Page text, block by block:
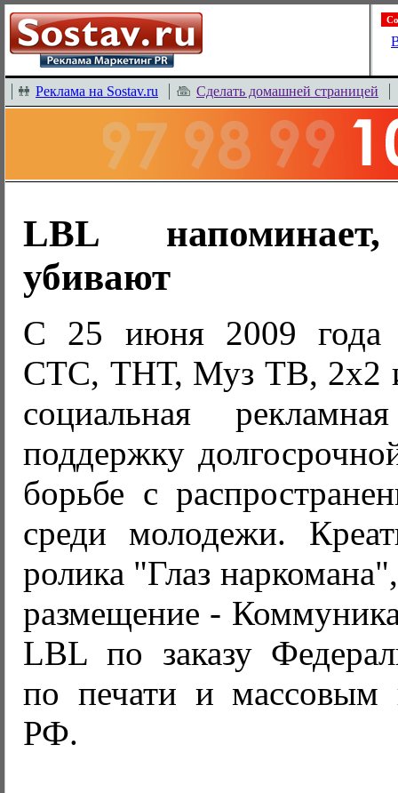
Реклама на Sostav.ru Сделать домашней страницей
LBL
убивают
С 25 июня 2009 года
СТС, ТНТ, Муз ТВ, 2х2
социальная
поддержку
борьбе с
среди молодежи.
ролика "Глаз
размещение -
LBL по заказу
по печати и массовым
РФ.